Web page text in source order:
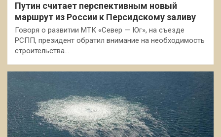
Путин считает перспективным новый
маршрут из России к Персидскому заливу
Говоря о развитии МТК «Север — Юг», на съезде
РСПП, президент обратил внимание на необходимость
строительства…